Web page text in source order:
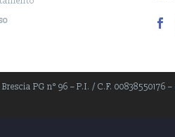
PG n° 96 – P.I. / C.F. 00838550176 –